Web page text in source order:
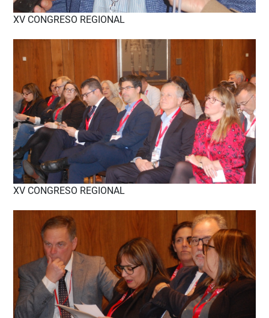
XV CONGRESO REGIONAL
XV CONGRESO REGIONAL